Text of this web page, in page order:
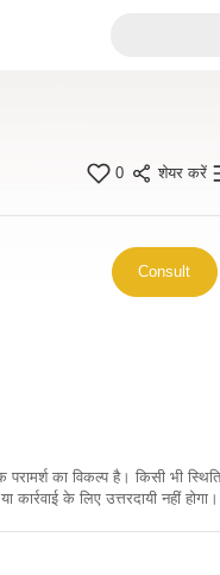
0 शेयर करें
Consult
का विकल्प है। किसी भी
के लिए उत्तरदायी नहीं होगा।